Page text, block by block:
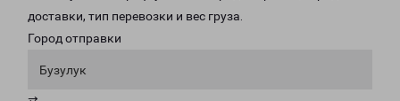
доставки, тип перевозки и вес груза.
Город отправки
Бузулук